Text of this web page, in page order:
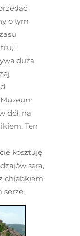
o tym
i
duża
dół, na
Ten
kosztuję
sera,
chlebkiem
serze.